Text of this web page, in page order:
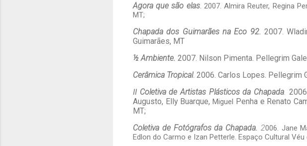
Agora que são elas. 2007. Almira Reuter, Regina
MT;
Chapada dos Guimarães na Eco 92. 2007.
Guimarães, MT
½ Ambiente. 2007. Nilson Pimenta. Pellegrim
Cerâmica Tropical. 2006. Carlos Lopes. Pellegrim
II Coletiva de Artistas Plásticos da Chapada
Augusto, Elly Buarque,Miguel Penha e Renato
MT;
Coletiva de Fotógrafos da Chapada. 2006. Jane
Edlon do Carmo e Izan Petterle. Espaço Cultural